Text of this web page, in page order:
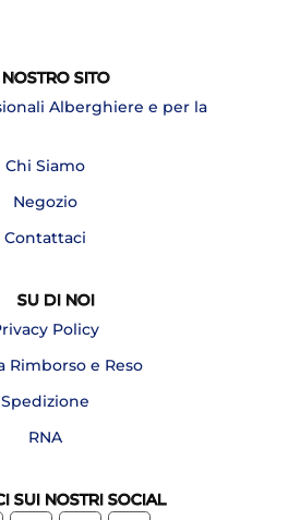
NOSTRO SITO
Alberghiere e per la
Chi Siamo
Negozio
Contattaci
SU DI NOI
Policy
Rimborso e Reso
Spedizione
RNA
SUI NOSTRI SOCIAL